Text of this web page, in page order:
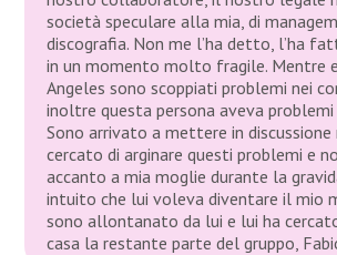
società speculare alla mia, di
discografia. Non me l’ha detto, l’ha
in un momento molto fragile. Mentre
Angeles sono scoppiati problemi nei
inoltre questa persona aveva problemi
Sono arrivato a mettere in discussione
cercato di arginare questi problemi e
accanto a mia moglie durante la
intuito che lui voleva diventare il mio
sono allontanato da lui e lui ha
casa la restante parte del gruppo,